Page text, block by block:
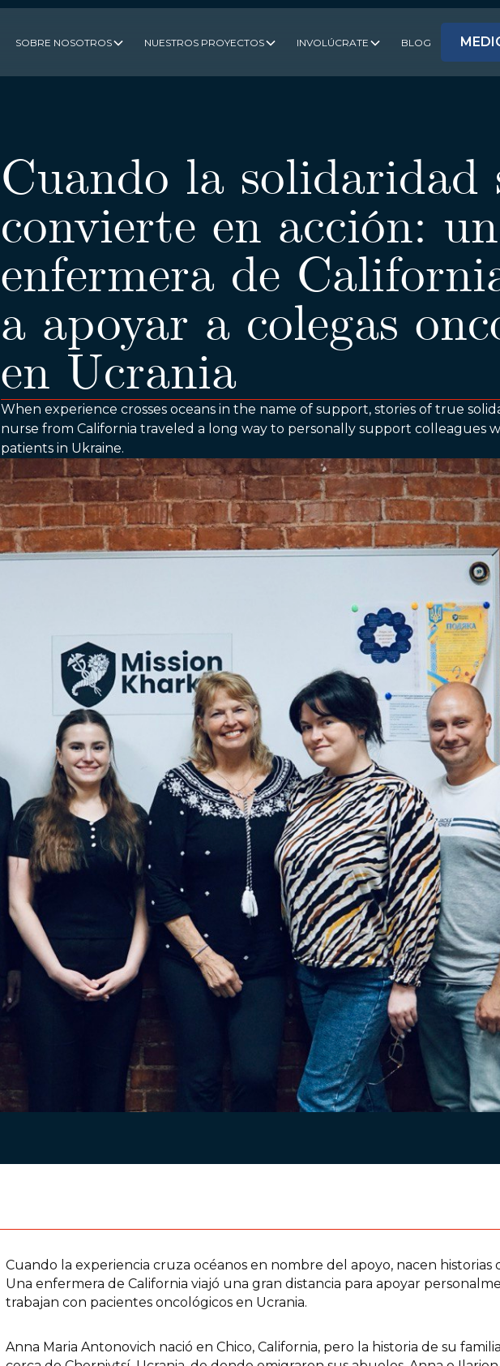
SOBRE NOSOTROS NUESTROS PROYECTOS INVOLÚCRATE BLOG
Cuando la solidaridad
convierte en acción:
enfermera de
a apoyar a colegas
en Ucrania
When experience crosses oceans in the name of support, stories of true
nurse from California traveled a long way to personally support colleagues
patients in Ukraine.
Cuando la experiencia cruza océanos en nombre del apoyo, nacen historias
Una enfermera de California viajó una gran distancia para apoyar
trabajan con pacientes oncológicos en Ucrania.
Anna Maria Antonovich nació en Chico, California, pero la historia de su